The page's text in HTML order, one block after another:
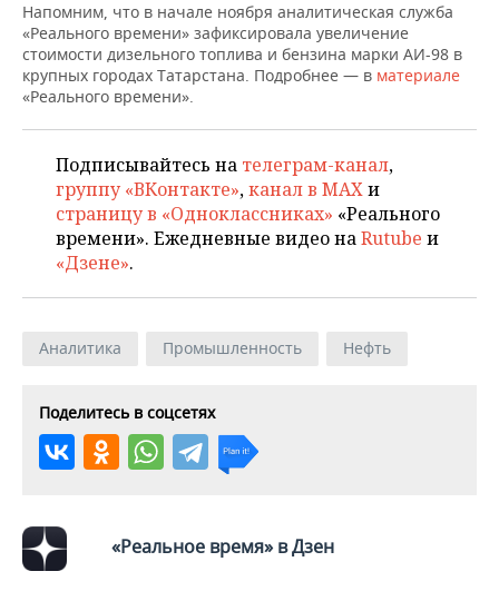
ХОККЕЙ С МЯЧОМ
ПРОИСШЕСТВИЯ
Напомним, что в начале ноября аналитическая служба
«Реального времени» зафиксировала увеличение
стоимости дизельного топлива и бензина марки АИ-98 в
крупных городах Татарстана. Подробнее — в материале
«Реального времени».
Подписывайтесь на телеграм-канал,
группу «ВКонтакте»,канал в MAXи
страницу в «Одноклассниках» «Реального
времени». Ежедневные видео наRutube и
«Дзене».
Аналитика Промышленность Нефть
Поделитесь в соцсетях
«Реальное время» в Дзен